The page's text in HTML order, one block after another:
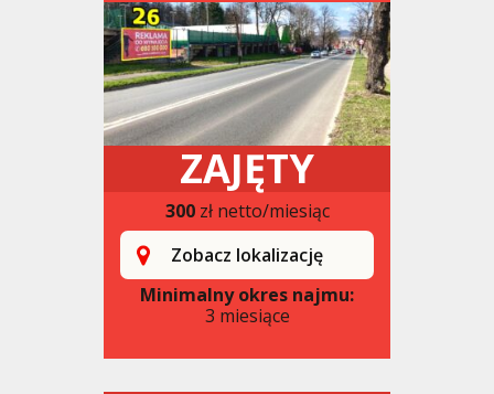
ZAJĘTY
300zł netto/miesiąc
Zobacz lokalizację
Minimalny okres najmu:
3 miesiące